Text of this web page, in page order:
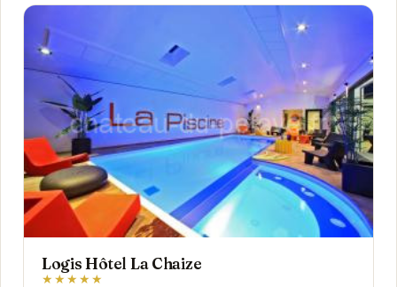
Logis Hôtel La Chaize
★★★★★